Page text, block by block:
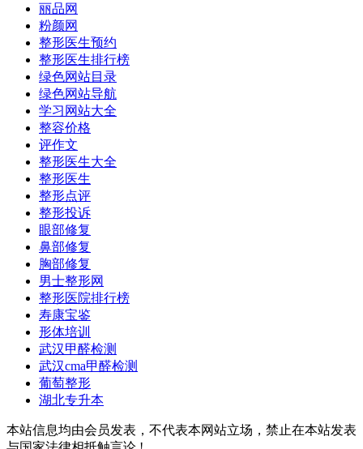
丽品网
粉颜网
整形医生预约
整形医生排行榜
绿色网站目录
绿色网站导航
学习网站大全
整容价格
评作文
整形医生大全
整形医生
整形点评
整形投诉
眼部修复
鼻部修复
胸部修复
男士整形网
整形医院排行榜
寿康宝鉴
形体培训
武汉甲醛检测
武汉cma甲醛检测
葡萄整形
湖北专升本
本站信息均由会员发表，不代表本网站立场，禁止在本站发表